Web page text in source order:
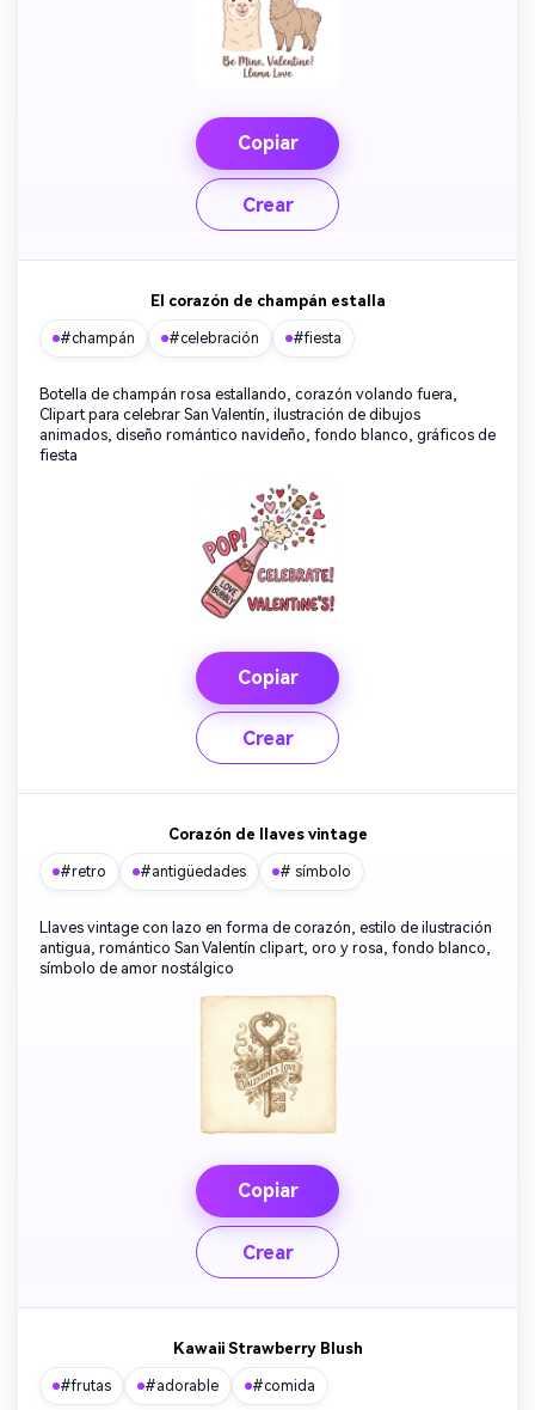
Copiar
Crear
El corazón de champán estalla
#champán #celebración #fiesta
Botella de champán rosa estallando, corazón volando fuera,
Clipart para celebrar San Valentín, ilustración de dibujos
animados, diseño romántico navideño, fondo blanco, gráficos de
fiesta
Copiar
Crear
Corazón de llaves vintage
#retro #antigüedades # símbolo
Llaves vintage con lazo en forma de corazón, estilo de ilustración
antigua, romántico San Valentín clipart, oro y rosa, fondo blanco,
símbolo de amor nostálgico
Copiar
Crear
Kawaii Strawberry Blush
#frutas #adorable #comida